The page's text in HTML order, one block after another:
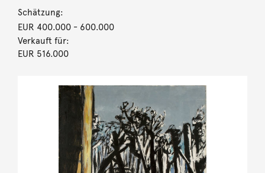
Schätzung:
EUR 400.000- 600.000
Verkauft für:
EUR 516.000